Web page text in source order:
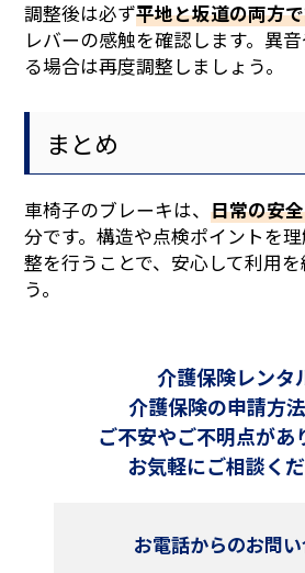
調整後は必ず平地と坂道の両方
レバーの感触を確認します。異
る場合は再度調整しましょう。
まとめ
車椅子のブレーキは、日常の安
分です。構造や点検ポイントを
整を行うことで、安心して利用
う。
介護保険レンタ
介護保険の申請方法
ご不安やご不明点があ
お気軽にご相談くだ
お電話からのお問